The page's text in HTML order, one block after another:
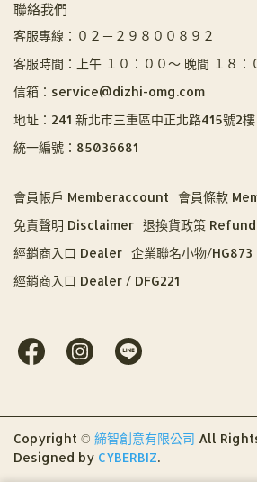
聯絡我們
客服專線：０２－２９８００８９２
客服時間：上午 １０：００～ 晚間 １８：
信箱：service@dizhi-omg.com
地址：241 新北市三重區中正北路415號2樓
統一編號：85036681
會員帳戶 Memberaccount
會員條款
免責聲明 Disclaimer 退換貨政策 Refund
經銷商入口 Dealer 企業聯名小物/HG873
經銷商入口 Dealer / DFG221
Copyright © 締智創意有限公司 All
Designed by CYBERBIZ.